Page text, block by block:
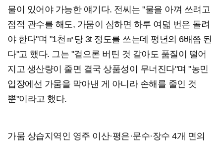
물이 있어야 가능한 얘기다. 전씨는 "물을 아껴 쓰려고
점적 관수를 해도, 가뭄이 심하면 하루 여덟 번은 돌려
야 한다"며 "1천㎡당 3t 정도를 쓰는데 평년의 6배쯤 된
다"고 했다. 그는 "겉으론 버틴 것 같아도 품질이 떨어
지고 생산량이 줄면 결국 상품성이 무너진다"며 "농민
입장에선 가뭄을 막아낸 게 아니라 손해를 줄인 것
뿐"이라고 했다.
가뭄 상습지역인 영주 이산·평은·문수·장수 4개 면의